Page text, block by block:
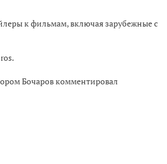
к фильмам, включая зарубежные с
Бочаров комментировал